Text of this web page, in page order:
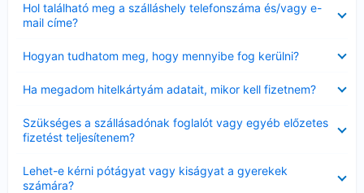
Hol található meg a szálláshely telefonszáma és/vagy e-
mail címe?
Hogyan tudhatom meg, hogy mennyibe fog kerülni?
Ha megadom hitelkártyám adatait, mikor kell fizetnem?
Szükséges a szállásadónak foglalót vagy egyéb előzetes
fizetést teljesítenem?
Lehet-e kérni pótágyat vagy kiságyat a gyerekek
számára?